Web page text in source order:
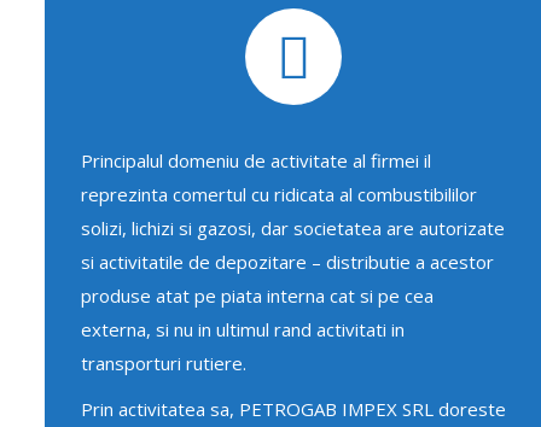
Principalul domeniu de activitate al firmei il
reprezinta comertul cu ridicata al combustibililor
solizi, lichizi si gazosi, dar societatea are autorizate
si activitatile de depozitare – distributie a acestor
produse atat pe piata interna cat si pe cea
externa, si nu in ultimul rand activitati in
transporturi rutiere.
Prin activitatea sa, PETROGAB IMPEX SRL doreste